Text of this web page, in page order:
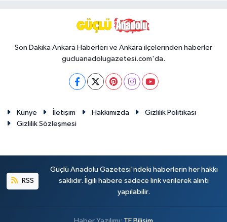
Son Dakika Ankara Haberleri ve Ankara ilçelerinden haberler
gucluanadolugazetesi.com'da.
Künye İletişim Hakkımızda
Gizlilik Politikası
Gizlilik Sözleşmesi
RSS
Güçlü Anadolu Gazetesi'ndeki haberlerin her hakkı
saklıdır. İlgili habere sadece link verilerek alıntı
yapılabilir.